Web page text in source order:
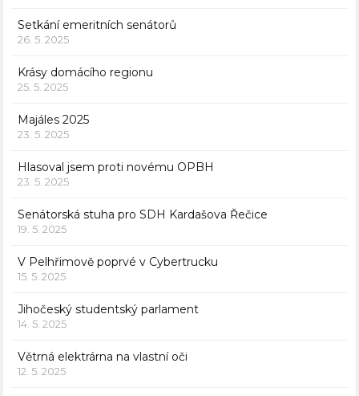
Setkání emeritních senátorů
26. 5. 2025
Krásy domácího regionu
25. 5. 2025
Majáles 2025
23. 5. 2025
Hlasoval jsem proti novému OPBH
23. 5. 2025
Senátorská stuha pro SDH Kardašova Řečice
19. 5. 2025
V Pelhřimově poprvé v Cybertrucku
15. 5. 2025
Jihočeský studentský parlament
14. 5. 2025
Větrná elektrárna na vlastní oči
12. 5. 2025